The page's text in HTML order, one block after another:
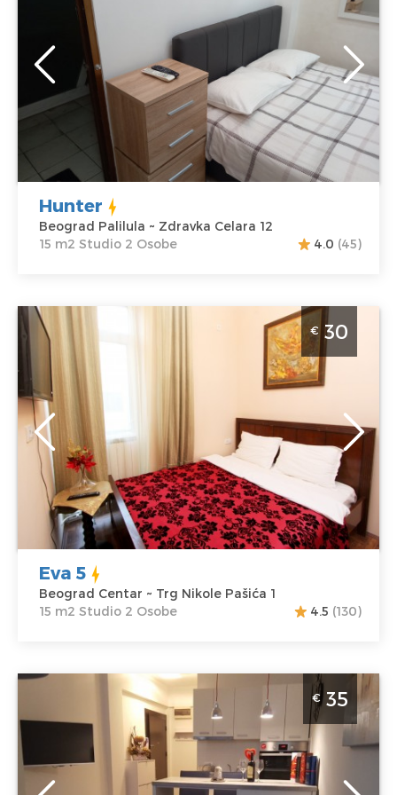
Lokacija:
Beograd Palilula
Adresa: Zdravka
Celara 12
Gosti:
Kvadratura :
m2
Struktura :
Studio
Hunter
Beograd Palilula ~ Zdravka Celara 12
15 m2 Studio 2 Osobe
4.0 (45)
Studio Apartman Eva 5 Beograd Centar
Beograd
Lokacija:
Beograd Centar
Adresa:
Trg
Nikole Pašića 1
Cena30 €
Kvadratura :15
Struktura :
Studio
€30
Eva 5
Beograd Centar ~ Trg Nikole Pašića 1
15 m2 Studio 2 Osobe
4.5 (130)
Studio Apartman Idila Beograd Palilula
Lokacija:
Beograd Palilula
Adresa:
Gosti:2
Kvadratura :30
m2
€35